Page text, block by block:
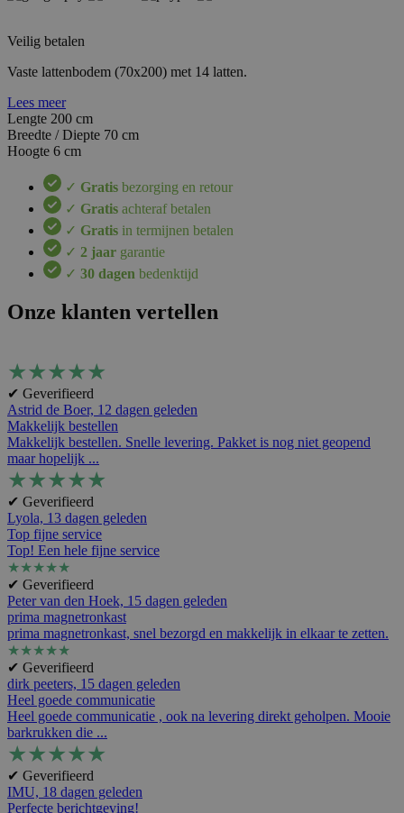
Veilig betalen
Vaste lattenbodem (70x200) met 14 latten.
Lees meer
Lengte 200 cm
Breedte / Diepte 70 cm
Hoogte 6 cm
✓ Gratis bezorging en retour
✓ Gratis achteraf betalen
✓ Gratis in termijnen betalen
✓ 2 jaar garantie
✓ 30 dagen bedenktijd
Onze klanten vertellen
★★★★★
✔ Geverifieerd
Astrid de Boer, 12 dagen geleden
Makkelijk bestellen
Makkelijk bestellen. Snelle levering. Pakket is nog niet geopend
maar hopelijk ...
★★★★★
✔ Geverifieerd
Lyola, 13 dagen geleden
Top fijne service
Top! Een hele fijne service
★★★★★
✔ Geverifieerd
Peter van den Hoek, 15 dagen geleden
prima magnetronkast
prima magnetronkast, snel bezorgd en makkelijk in elkaar te zetten.
★★★★★
✔ Geverifieerd
dirk peeters, 15 dagen geleden
Heel goede communicatie
Heel goede communicatie , ook na levering direkt geholpen. Mooie
barkrukken die ...
★★★★★
✔ Geverifieerd
IMU, 18 dagen geleden
Perfecte berichtgeving!